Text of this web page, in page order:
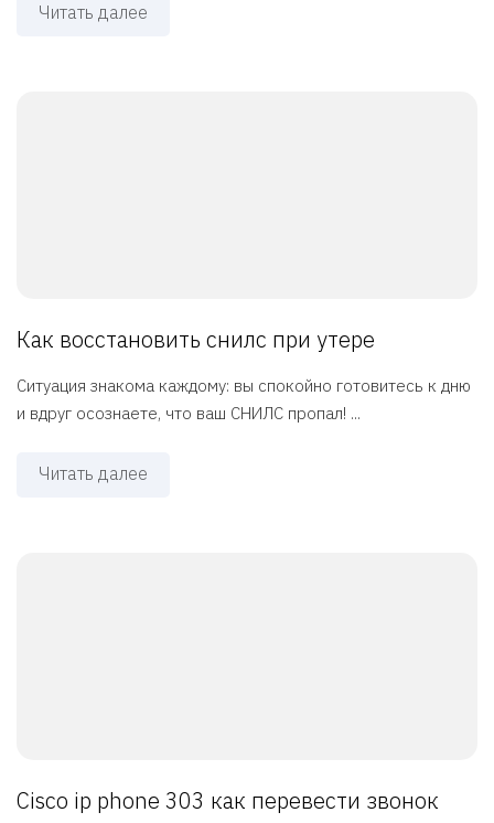
Читать далее
Как восстановить снилс при утере
Ситуация знакома каждому: вы спокойно готовитесь к дню
и вдруг осознаете, что ваш СНИЛС пропал! ...
Читать далее
Cisco ip phone 303 как перевести звонок